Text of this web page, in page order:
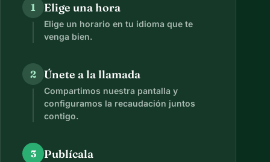
1 Elige una hora
Elige un horario en tu idioma que te
venga bien.
2 Únete a la llamada
Compartimos nuestra pantalla y
configuramos la recaudación juntos
contigo.
3 Publícala